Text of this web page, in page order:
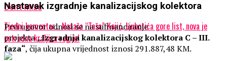
Don't Miss
Tjedni komentar… Nataša “Taša” Kojić, Ljubotića gore list, nova je
estradna kraljica regije!
Nastavak izgradnje kanalizacijskog kolektora
Prvi ugovor odnosi se na sufinanciranje
projekta„Izgradnja kanalizacijskog kolektora C – III.
faza“, čija ukupna vrijednost iznosi 291.887,48 KM.